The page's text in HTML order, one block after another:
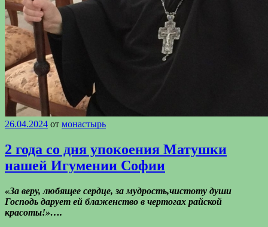
26.04.2024 от монастырь
2 года со дня упокоения Матушки
нашей Игумении Софии
«За веру, любящее сердце, за мудрость,чистоту души
Господь дарует ей блаженство в чертогах райской
красоты!»….